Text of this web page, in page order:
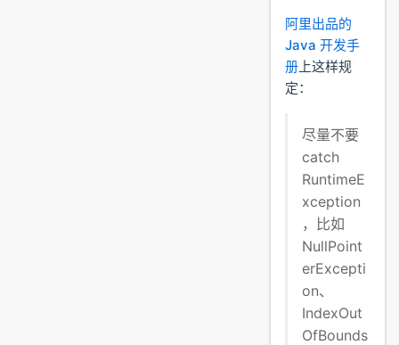
阿里出品的
Java 开发手
册 上这样规
定：
尽量不要
catch
RuntimeE
xception
，比如
NullPoint
erExcepti
on、
IndexOut
OfBounds